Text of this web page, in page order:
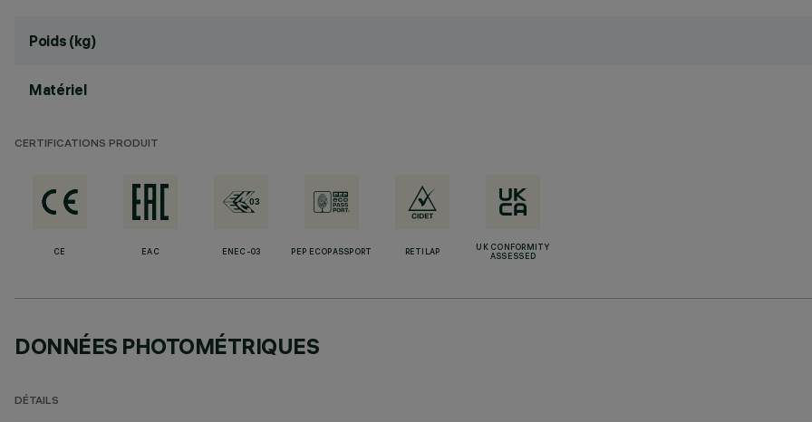
Poids (kg)
Matériel
CERTIFICATIONS PRODUIT
CE EAC ENEC-03 PEP ECOPASSPORT RETILAP
UK CONFORMITY
ASSESSED
DONNÉES PHOTOMÉTRIQUES
DÉTAILS